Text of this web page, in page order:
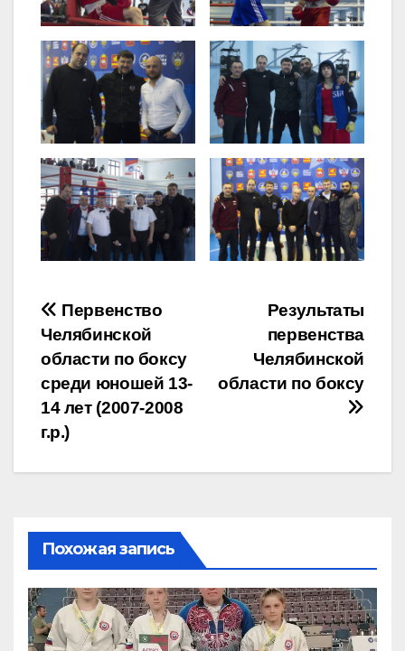
Навигация
по
записям
Результаты
первенства
Челябинской
области по боксу
Первенство
Челябинской
области по боксу
среди юношей 13-
14 лет (2007-2008
г.р.)
Похожая запись